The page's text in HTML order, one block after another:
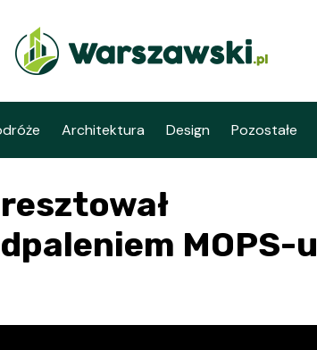
Architektura Design Pozostałe
MOPS-u